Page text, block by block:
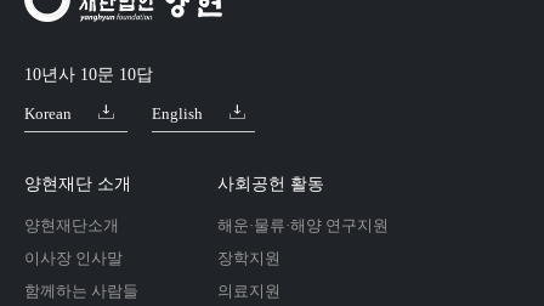
10년사 10문 10답
Korean English
양현재단 소개
양현재단소개
이사장 인사말
함께하는 사람들
사회공헌 활동
해운·물류·해양 연구지원
장학지원
의료지원